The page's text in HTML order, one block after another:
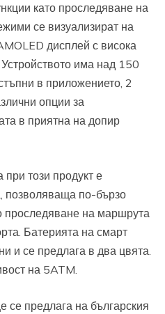
като проследяване на
се визуализират на
дисплей с висока
има над 150
в приложението, 2
опции за
в приятна на допир
при този продукт е
позволяваща по-бързо
проследяване на маршрута
Батерията на смарт
и се предлага в два цвята.
на 5ATM.
предлага на българския